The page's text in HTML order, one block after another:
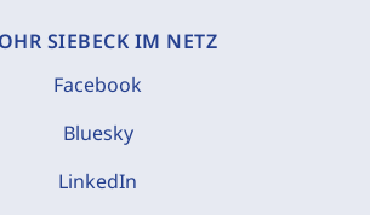
SIEBECK IM NETZ
Facebook
Bluesky
LinkedIn